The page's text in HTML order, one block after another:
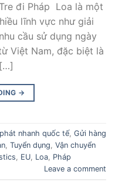
đi Pháp Loa là một
lĩnh vực như giải
cầu sử dụng ngày
Việt Nam, đặc biệt là
→
nhanh quốc tế, Gửi hàng
Tuyển dụng Vận chuyển
EU Loa Pháp
Leave a comment